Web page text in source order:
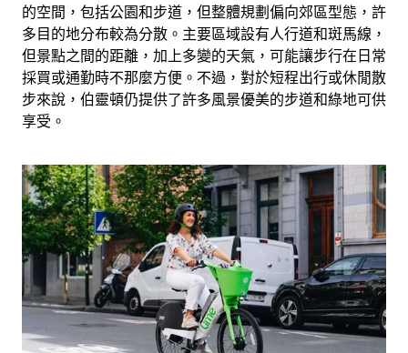
的空間，包括公園和步道，但整體規劃偏向郊區型態，許
多目的地分布較為分散。主要區域設有人行道和斑馬線，
但景點之間的距離，加上多變的天氣，可能讓步行在日常
採買或通勤時不那麼方便。不過，對於短程出行或休閒散
步來說，伯靈頓仍提供了許多風景優美的步道和綠地可供
享受。